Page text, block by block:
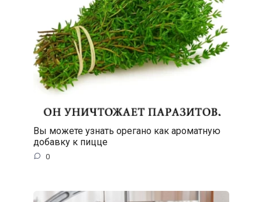
Вы можете узнать орегано как ароматную
добавку к пицце
0